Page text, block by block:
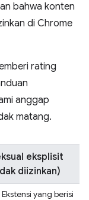
bahwa konten
di Chrome
rating
anggap
matang.
eksplisit
diizinkan)
Ekstensi yang berisi